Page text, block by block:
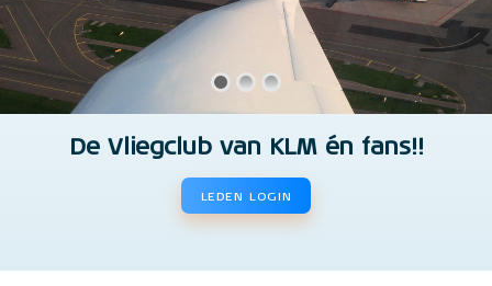
De Vliegclub van KLM én fans!!
LEDEN LOGIN